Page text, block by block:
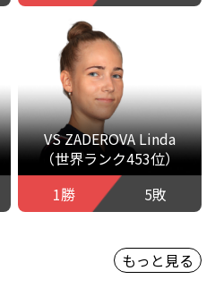
VS ZADEROVA Linda
（世界ランク453位）
1勝
5敗
もっと見る